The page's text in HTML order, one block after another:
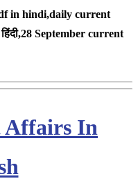
in hindi,daily current
September current
Affairs In